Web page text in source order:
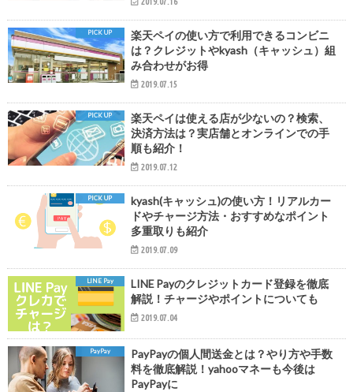
PICK UP
楽天ペイの使い方で利用できるコンビニ
は？クレジットやkyash（キャッシュ）組
み合わせがお得
2019.07.15
PICK UP
楽天ペイは使える店が少ないの？検索、
決済方法は？実店舗とオンラインでの手
順も紹介！
2019.07.12
PICK UP
kyash(キャッシュ)の使い方！リアルカー
ドやチャージ方法・おすすめなポイント
多重取りも紹介
2019.07.09
LINE Pay
LINE Payのクレジットカード登録を徹底
解説！チャージやポイントについても
2019.07.04
PayPay
PayPayの個人間送金とは？やり方や手数
料を徹底解説！yahooマネーも今後は
PayPayに